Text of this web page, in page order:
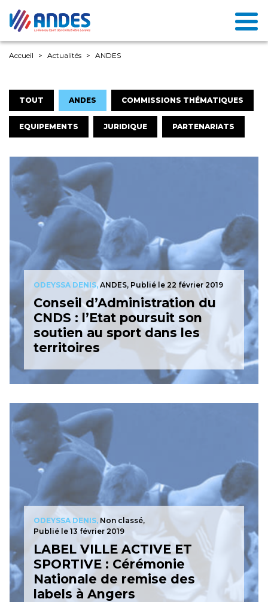
Accueil Actualités ANDES
TOUT ANDES COMMISSIONS THÉMATIQUES
EQUIPEMENTS JURIDIQUE PARTENARIATS
ODEYSSA DENIS, ANDES, Publié le 22 février 2019
Conseil d’Administration du
CNDS : l’Etat poursuit son
soutien au sport dans les
territoires
ODEYSSA DENIS, Non classé,
Publié le 13 février 2019
LABEL VILLE ACTIVE ET
SPORTIVE : Cérémonie
Nationale de remise des
labels à Angers